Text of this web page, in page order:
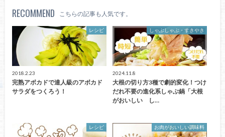
RECOMMEND こちらの記事も人気です。
レシピ
2018.2.23
完熟アボカドで達人級のアボカド
サラダをつくろう！
しゃぶしゃぶ・すきやき
2024.11.8
大根の切り方3種で劇的変化！つけ
だれ不要の進化系しゃぶ鍋「大根
がおいしい し…
レシピ お肉がおいしい調味料